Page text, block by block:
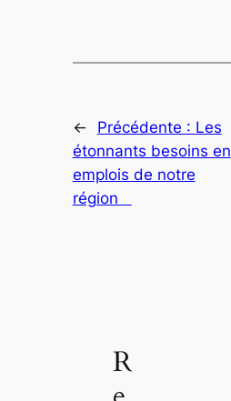
← Précédente : Les
étonnants besoins en
emplois de notre
région
R